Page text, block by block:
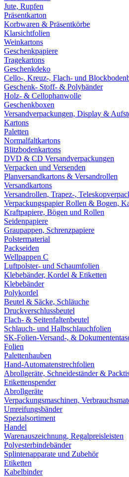
Jute, Rupfen
Präsentkarton
Korbwaren & Präsentkörbe
Klarsichtfolien
Weinkartons
Geschenkpapiere
Tragekartons
Geschenkdeko
Cello-, Kreuz-, Flach- und
Geschenk- Stoff- & Polybänder
Holz- & Cellophanwolle
Geschenkboxen
Versandverpackungen, Display &
Kartons
Paletten
Normalfaltkartons
Blitzbodenkartons
DVD & CD Versandverpackungen
Verpacken und Versenden
Planversandkartons & Versandrollen
Versandkartons
Versandrollen, Trapez-,
Verpackungspapier Rollen & Bogen,
Kraftpapiere, Bögen und Rollen
Seidenpapiere
Graupappen, Schrenzpapiere
Polstermaterial
Packseiden
Wellpappen C
Luftpolster- und Schaumfolien
Klebebänder, Kordel & Etiketten
Klebebänder
Polykordel
Beutel & Säcke, Schläuche
Druckverschlussbeutel
Flach- & Seitenfaltenbeutel
Schlauch- und Halbschlauchfolien
SK-Folien-Versand-, &
Folien
Palettenhauben
Hand-Automatenstrechfolien
Abrollgeräte, Schneideständer &
Etikettenspender
Abrollgeräte
Verpackungsmaschinen,
Umreifungsbänder
Spezialsortiment
Handel
Warenauszeichnung, Regalpreisleisten
Polyesterbindebänder
Splintenapparate und Zubehör
Etiketten
Kabelbinder